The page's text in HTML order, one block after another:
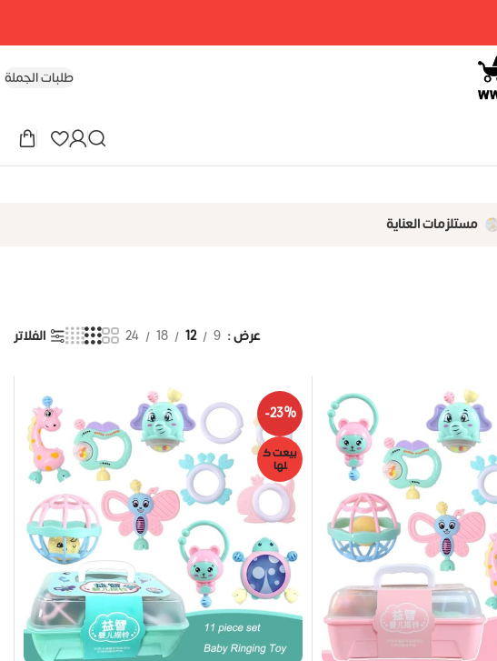
طلبات الجملة
مستلزمات العناية
عرض 9
12
18
24 الفلاتر
-23%
بيعت ك
لها